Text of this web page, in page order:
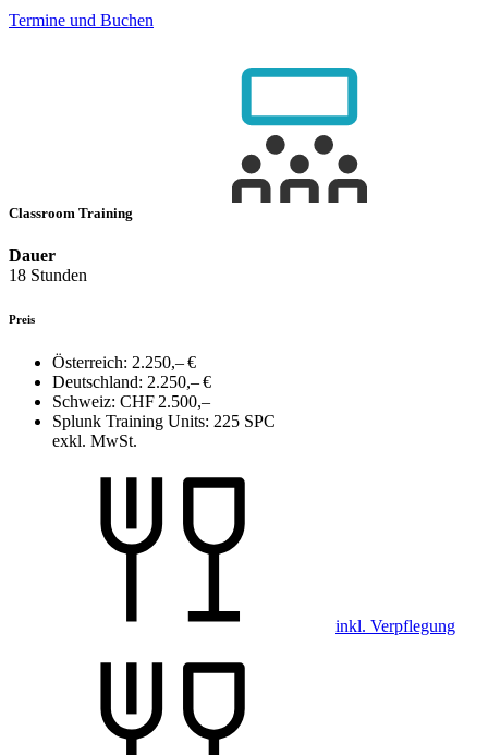
Termine und Buchen
Classroom Training
Dauer
18 Stunden
Preis
Österreich: 2.250,– €
Deutschland: 2.250,– €
Schweiz: CHF 2.500,–
Splunk Training Units: 225 SPC
exkl. MwSt.
inkl. Verpflegung